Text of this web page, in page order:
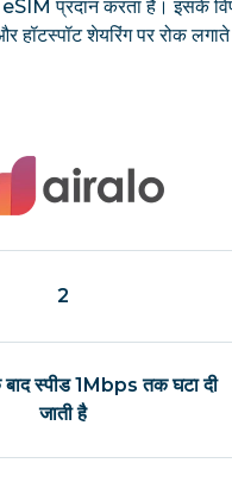
प्रदान करता है। इसके
हॉटस्पॉट शेयरिंग पर रोक
2
स्पीड 1Mbps तक घटा दी
जाती है